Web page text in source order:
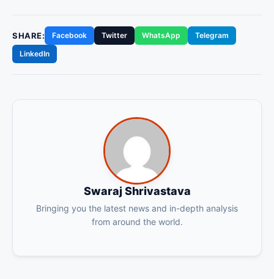
SHARE: Facebook Twitter WhatsApp
Telegram
LinkedIn
Swaraj Shrivastava
Bringing you the latest news and in-depth analysis
from around the world.